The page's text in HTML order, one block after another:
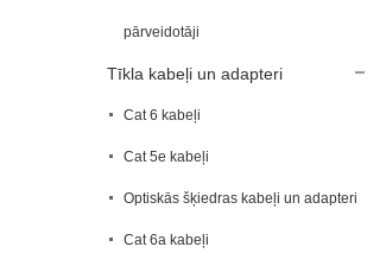
pārveidotāji
Tīkla kabeļi un adapteri
Cat 6 kabeļi
Cat 5e kabeļi
Optiskās šķiedras kabeļi un adapteri
Cat 6a kabeļi